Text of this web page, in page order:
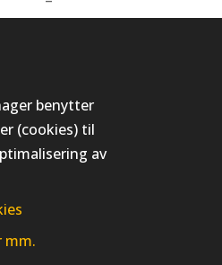
benytter
(cookies) til
av
mm.